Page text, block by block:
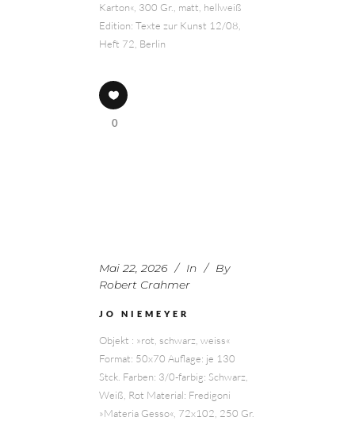
Karton«, 300 Gr., matt, hellweiß
Edition: Texte zur Kunst 12/08,
Heft 72, Berlin
0
Mai 22, 2026 In
By
Robert Crahmer
JO NIEMEYER
Objekt : »rot, schwarz, weiss«
Format: 50x70 Auflage: je 130
Stck. Farben: 3/0-farbig: Schwarz,
Weiß, Rot Material: Fredigoni
»Materia Gesso«, 72x102, 250 Gr.